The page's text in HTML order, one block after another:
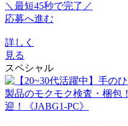
＼最短45秒で完了／
応募へ進む
詳しく
見る
スペシャル